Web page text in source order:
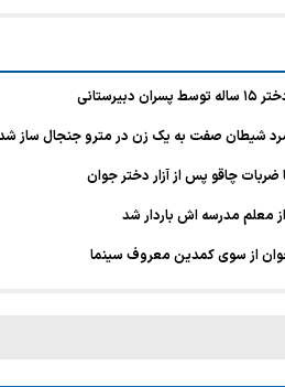
شیطان صفت به یک زن در مترو جنجال ساز
ضربات چاقو پس از آزار دختر جوان
از سوی کمدین معروف سینما